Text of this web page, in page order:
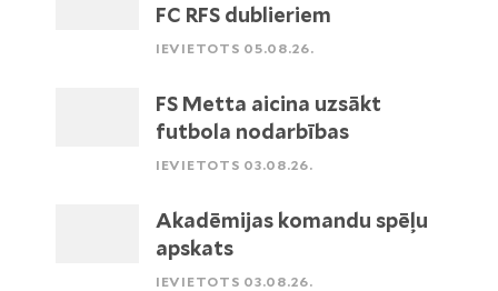
FC RFS dublieriem
IEVIETOTS 05.08.26.
FS Metta aicina uzsākt
futbola nodarbības
IEVIETOTS 03.08.26.
Akadēmijas komandu spēļu
apskats
IEVIETOTS 03.08.26.